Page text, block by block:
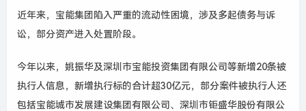
近年来，宝能集团陷入严重的流动性困境，涉及多起债务与诉
讼，部分资产进入处置阶段。
今年以来，姚振华及深圳市宝能投资集团有限公司等新增20条被
执行人信息，新增执行标的合计超30亿元，部分案件被执行人还
包括宝能城市发展建设集团有限公司、深圳市钜盛华股份有限公